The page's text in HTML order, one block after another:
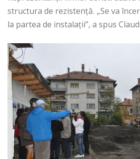
structura de rezistență. „Se va
la partea de instalații”, a spus